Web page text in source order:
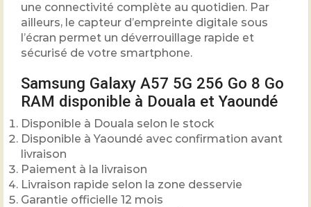
une connectivité complète au quotidien. Par
ailleurs, le capteur d’empreinte digitale sous
l’écran permet un déverrouillage rapide et
sécurisé de votre smartphone.
Samsung Galaxy A57 5G 256 Go 8 Go
RAM disponible à Douala et Yaoundé
Disponible à Douala selon le stock
Disponible à Yaoundé avec confirmation avant
livraison
Paiement à la livraison
Livraison rapide selon la zone desservie
Garantie officielle 12 mois